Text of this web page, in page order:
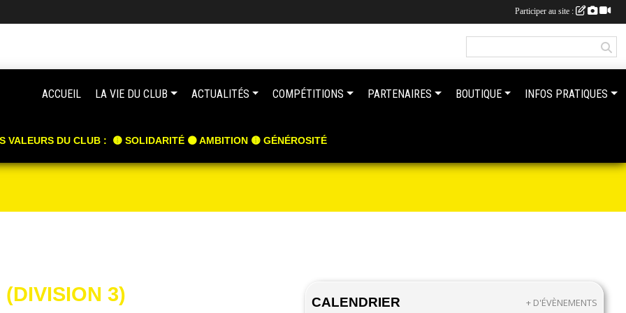
VALEURS DU CLUB : 🟡 SOLIDARITÉ ⚫️ AMBITION 🟡 GÉNÉROSITÉ
3) CALENDRIER + D'ÉVÈNEMENTS
ACCUEIL LA VIE DU CLUB ACTUALITÉS COMPÉTITIONS PARTENAIRES BOUTIQUE INFOS PRATIQUES
Participer au site :